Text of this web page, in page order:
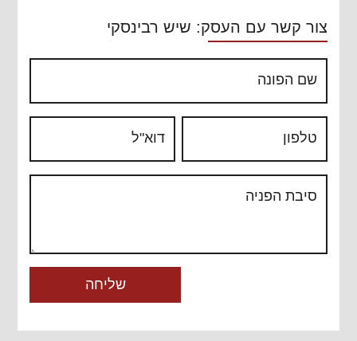
צור קשר עם העסק: שיש רבינסקי
שם הפונה
טלפון דוא"ל
סיבת הפניה
שליחה